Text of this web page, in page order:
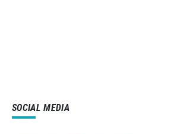
SOCIAL MEDIA